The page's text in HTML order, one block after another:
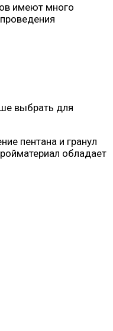
имеют много
выбрать для
пентана и гранул
обладает